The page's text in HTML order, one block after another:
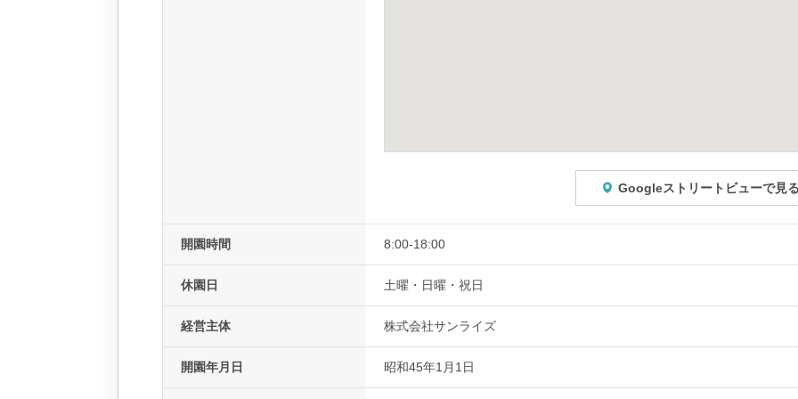
Googleストリートビューで見
開園時間 8:00-18:00
休園日 土曜・日曜・祝日
経営主体 株式会社サンライズ
開園年月日 昭和45年1月1日